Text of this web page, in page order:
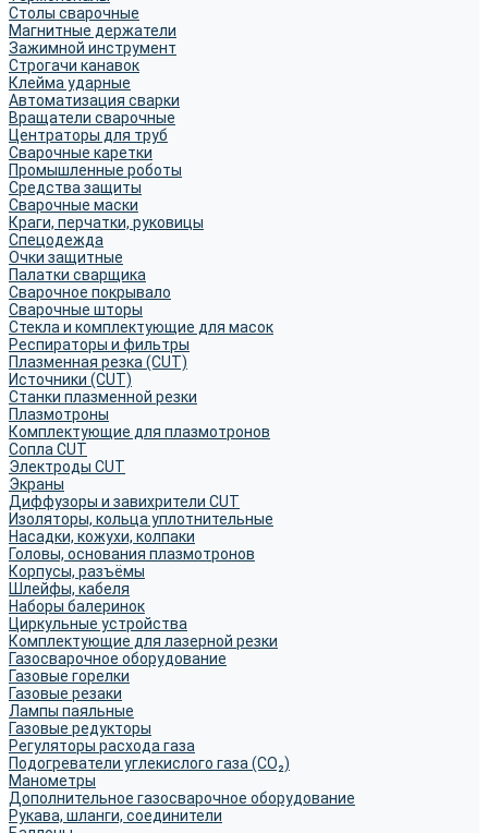
Столы сварочные
Магнитные держатели
Зажимной инструмент
Строгачи канавок
Клейма ударные
Автоматизация сварки
Вращатели сварочные
Центраторы для труб
Сварочные каретки
Промышленные роботы
Средства защиты
Сварочные маски
Краги, перчатки, руковицы
Спецодежда
Очки защитные
Палатки сварщика
Сварочное покрывало
Сварочные шторы
Стекла и комплектующие для масок
Респираторы и фильтры
Плазменная резка (CUT)
Источники (CUT)
Станки плазменной резки
Плазмотроны
Комплектующие для плазмотронов
Сопла CUT
Электроды CUT
Экраны
Диффузоры и завихрители CUT
Изоляторы, кольца уплотнительные
Насадки, кожухи, колпаки
Головы, основания плазмотронов
Корпусы, разъёмы
Шлейфы, кабеля
Наборы балеринок
Циркульные устройства
Комплектующие для лазерной резки
Газосварочное оборудование
Газовые горелки
Газовые резаки
Лампы паяльные
Газовые редукторы
Регуляторы расхода газа
Подогреватели углекислого газа (CO₂)
Манометры
Дополнительное газосварочное оборудование
Рукава, шланги, соединители